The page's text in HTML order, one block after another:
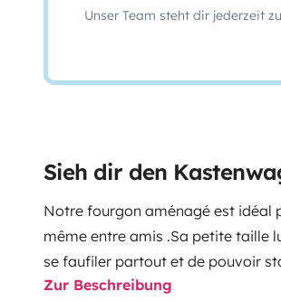
Unser Team steht dir jederzeit
Sieh dir den
Notre fourgon aménagé est idéal
même entre amis .Sa petite taille
se faufiler partout et de pouvoir
aménagé à l'intérieur. Vous avez
Zur Beschreibung